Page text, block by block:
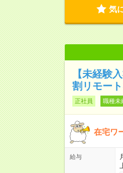
気
【未経験
割リモー
正社員 職種未
在宅ワ
給与